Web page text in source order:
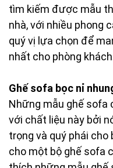
tìm kiếm được mẫu
nhà, với nhiều phong
quý vị lựa chọn để
nhất cho phòng
Ghế sofa bọc nỉ
Những mẫu ghế
với chất liệu này bởi
trọng và quý phái
cho một bộ ghế sofa